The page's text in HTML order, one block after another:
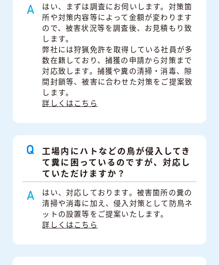
はい、まずは調査にお伺いします。対策箇
所や対策内容等によって金額が変わります
ので、被害状況等を調査後、お見積もり致
します。
弊社には狩猟免許を取得している社員が多
数在籍しており、捕獲の申請から対策まで
対応致します。捕獲や糞の清掃・消毒、隙
間封鎖等、被害に合わせた対策をご提案致
します。
詳しくはこちら
工場内にハトなどの鳥が侵入してき
て糞に困っているのですが、対応し
ていただけますか？
はい、対応しております。被害箇所の糞の
清掃や消毒に加え、侵入対策として防鳥ネ
ットの設置等をご提案いたします。
詳しくはこちら